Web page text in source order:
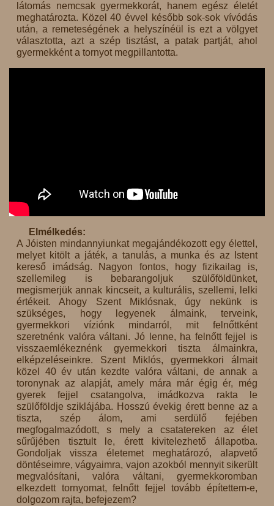
látomás nemcsak gyermekkorát, hanem egész életét
meghatározta. Közel 40 évvel később sok-sok vívódás
után, a remeteségének a helyszínéül is ezt a völgyet
választotta, azt a szép tisztást, a patak partját, ahol
gyermekként a tornyot megpillantotta.
Elmélkedés:
A Jóisten mindannyiunkat megajándékozott egy élettel,
melyet kitölt a játék, a tanulás, a munka és az Istent
kereső imádság. Nagyon fontos, hogy fizikailag is,
szellemileg is bebarangoljuk szülőföldünket,
megismerjük annak kincseit, a kulturális, szellemi, lelki
értékeit. Ahogy Szent Miklósnak, úgy nekünk is
szükséges, hogy legyenek álmaink, terveink,
gyermekkori víziónk mindarról, mit felnőttként
szeretnénk valóra váltani. Jó lenne, ha felnőtt fejjel is
visszaemlékeznénk gyermekkori tiszta álmainkra,
elképzeléseinkre. Szent Miklós, gyermekkori álmait
közel 40 év után kezdte valóra váltani, de annak a
toronynak az alapját, amely mára már égig ér, még
gyerek fejjel csatangolva, imádkozva rakta le
szülőföldje sziklájába. Hosszú évekig érett benne az a
tiszta, szép álom, ami serdülő fejében
megfogalmazódott, s mely a csatatereken az élet
sűrűjében tisztult le, érett kivitelezhető állapotba.
Gondoljak vissza életemet meghatározó, alapvető
döntéseimre, vágyaimra, vajon azokból mennyit sikerült
megvalósítani, valóra váltani, gyermekkoromban
elkezdett tornyomat, felnőtt fejjel tovább építettem-e,
dolgozom rajta, befejezem?